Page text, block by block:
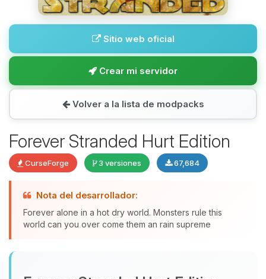
Sitio web oficial
Crear mi servidor
Volver a la lista de modpacks
Forever Stranded Hurt Edition
CurseForge 3 versiones 67,684
Nota del desarrollador:
Forever alone in a hot dry world. Monsters rule this
world can you over come them an rain supreme
Yupi, por fin alguien con quien
hablar! Soy Choupy, tu pequeno